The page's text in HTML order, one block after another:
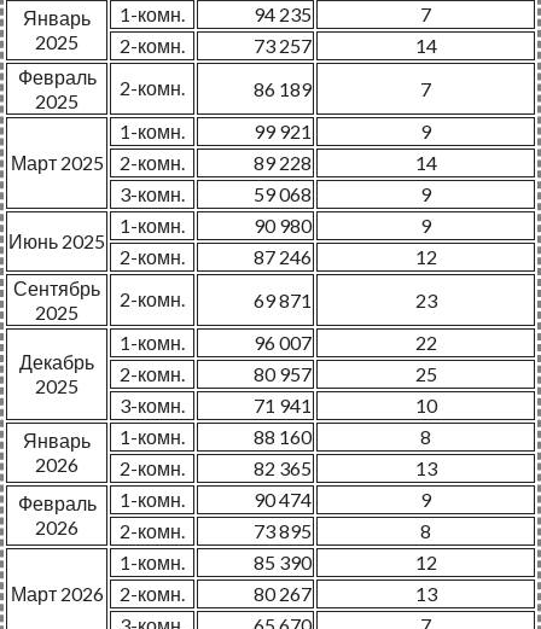
Январь
2025
1-комн. 94 235
7
2-комн.
73 257
14
Февраль
2025
2-комн. 86 189 7
Март 2025
1-комн. 99 921
9
2-комн.
89 228
14
3-комн.
59 068 9
Июнь 2025
1-комн. 90 980
9
2-комн.
87 246
12
Сентябрь
2025
2-комн. 69 871 23
Декабрь
2025
1-комн. 96 007
22
2-комн.
80 957
25
3-комн.
71 941
10
Январь
2026
1-комн. 88 160
8
2-комн.
82 365
13
Февраль
2026
1-комн. 90 474
9
2-комн.
73 895 8
Март 2026
1-комн. 85 390
12
2-комн.
80 267
13
3-комн.
65 670
7